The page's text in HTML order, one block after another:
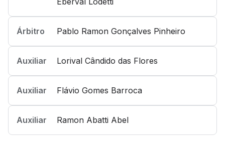
Árbitro Pablo Ramon Gonçalves Pinheiro
Auxiliar Lorival Cândido das Flores
Auxiliar Flávio Gomes Barroca
Auxiliar Ramon Abatti Abel